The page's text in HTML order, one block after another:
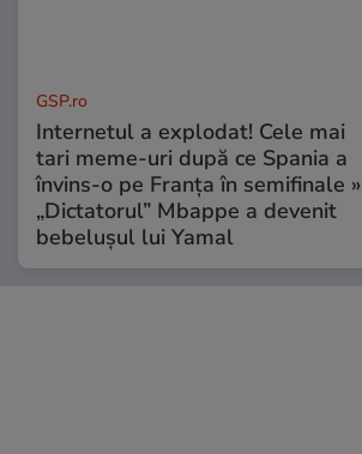
GSP.ro
Internetul a explodat! Cele mai
tari meme-uri după ce Spania a
învins-o pe Franța în semifinale »
„Dictatorul” Mbappe a devenit
bebelușul lui Yamal